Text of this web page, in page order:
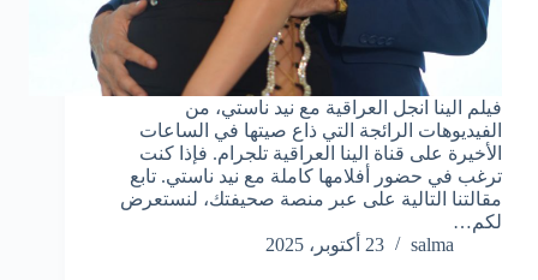
فيلم الينا انجل العراقية مع نيد ناستي، من
الفيديوهات الرائجة التي ذاع صيتها في الساعات
الأخيرة على قناة الينا العراقية تلجرام. فإذا كنت
ترغب في حضور أفلامها كاملة مع نيد ناستي. تابع
مقالتنا التالية على عبر منصة صحيفتك، لنستعرض
لكم…
salma
23 أكتوبر، 2025